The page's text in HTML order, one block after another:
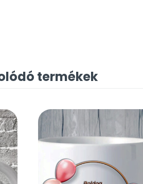
termékek